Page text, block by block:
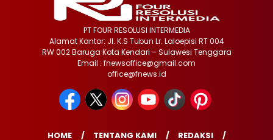
PT FOUR RESOLUSI INTERMEDIA
Alamat Kantor: Jl. K.S Tubun Lr. Laloepisi RT 004
RW 002 Baruga Kota Kendari – Sulawesi Tenggara
Email : fnewsoffice@gmail.com
office@fnews.id
HOME TENTANG KAMI REDAKSI